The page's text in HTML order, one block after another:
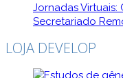
Jornadas Virtuais:
Secretariado
LOJA DEVELOP